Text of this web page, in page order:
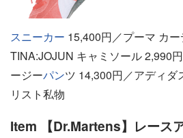
スニーカー 15,400円／プーマ カ
TINA:JOJUN キャミソール 2,990
ージーパンツ 14,300円／アディダ
リスト私物
Item 【Dr.Martens】レース